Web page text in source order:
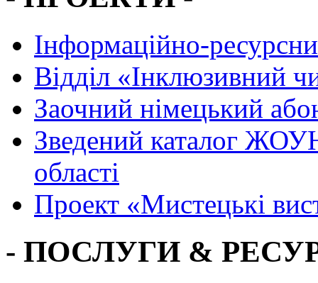
Інформаційно-
Вiддiл «Інклюзивний
Заочний німецький
Зведений каталог
області
Проект «Мистецькі
- ПОСЛУГИ &